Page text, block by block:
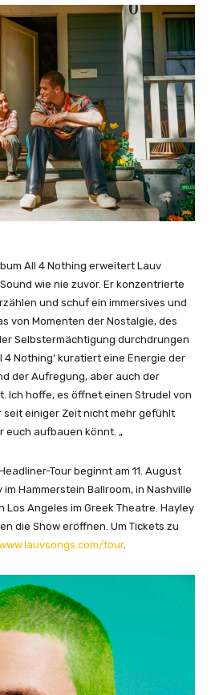
All 4 Nothing erweitert Lauv
wie nie zuvor. Er konzentrierte
und schuf ein immersives und
von Momenten der Nostalgie, des
Selbstermächtigung durchdrungen
4 Nothing‘ kuratiert eine Energie der
der Aufregung, aber auch der
Ich hoffe, es öffnet einen Strudel von
seit einiger Zeit nicht mehr gefühlt
euch aufbauen könnt. „
Tour beginnt am 11. August
Hammerstein Ballroom, in Nashville
Los Angeles im Greek Theatre. Hayley
die Show eröffnen. Um Tickets zu
tour.